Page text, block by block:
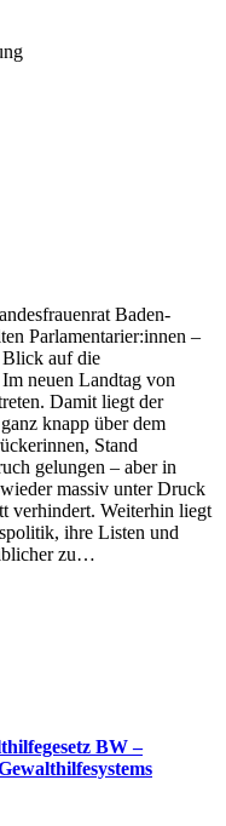
Baden-
Parlamentarier:innen –
auf die
neuen Landtag von
Damit liegt der
knapp über dem
Stand
gelungen – aber in
massiv unter Druck
verhindert. Weiterhin liegt
ihre Listen und
zu…
BW –